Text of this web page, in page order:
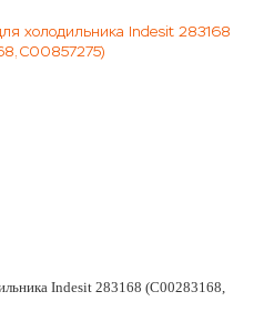
Indesit 283168 (C00283168,